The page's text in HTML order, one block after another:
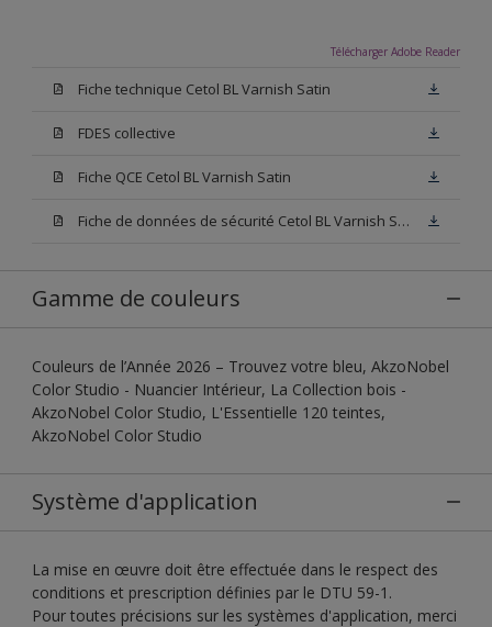
Télécharger Adobe Reader
Fiche technique Cetol BL Varnish Satin
FDES collective
Fiche QCE Cetol BL Varnish Satin
Fiche de données de sécurité Cetol BL Varnish Satin Incolore
Gamme de couleurs
Couleurs de l’Année 2026 – Trouvez votre bleu, AkzoNobel
Color Studio - Nuancier Intérieur, La Collection bois -
AkzoNobel Color Studio, L'Essentielle 120 teintes,
AkzoNobel Color Studio
Système d'application
La mise en œuvre doit être effectuée dans le respect des
conditions et prescription définies par le DTU 59-1.
Pour toutes précisions sur les systèmes d'application, merci